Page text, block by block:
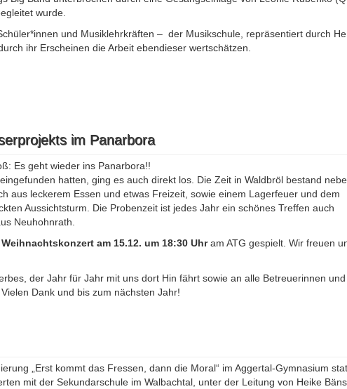
wurde.
und Musiklehrkräften – der Musikschule, repräsentiert durch
ihr Erscheinen die Arbeit ebendieser wertschätzen.
im Panarbora
Es geht wieder ins Panarbora!!
hatten, ging es auch direkt los. Die Zeit in Waldbröl bestand
aus leckerem Essen und etwas Freizeit, sowie einem Lagerfeuer und dem
Aussichtsturm. Die Probenzeit ist jedes Jahr ein schönes Treffen auch
Neuhohnrath.
Weihnachtskonzert am 15.12. um 18:30 Uhram ATG gespielt. Wir freuen
der Jahr für Jahr mit uns dort Hin fährt sowie an alle Betreuerinnen und
Dank und bis zum nächsten Jahr!
„Erst kommt das Fressen, dann die Moral“ im Aggertal-Gymnasium
mit der Sekundarschule im Walbachtal, unter der Leitung von Heike